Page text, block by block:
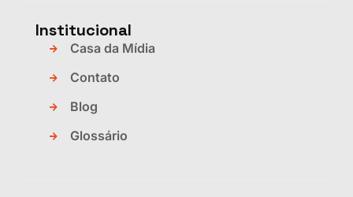
Institucional
Casa da Mídia
Contato
Blog
Glossário